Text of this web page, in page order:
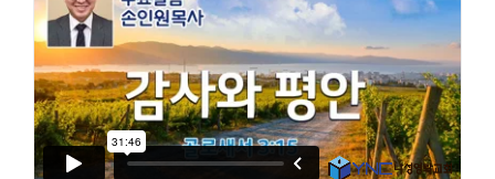
이 년에
2.이스라엘 사람 삼천 명을 택하여 그 중에서 이천 명은 자기
와 함께 믹마스와 벧엘 산에 있게 하고 일천 명은 요나단과 함
께 베냐민 기브아에 있게 하고 남은 백성은 각기 장막으로 보
내니라
3.요나단이 게바에 있는 블레셋 사람의 수비대를 치매 블레셋